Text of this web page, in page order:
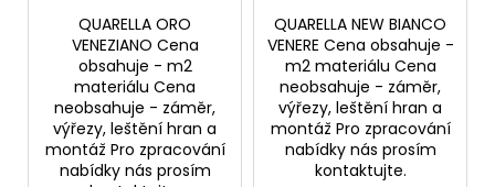
QUARELLA ORO
VENEZIANO Cena
obsahuje - m2
materiálu Cena
neobsahuje - záměr,
výřezy, leštění hran a
montáž Pro zpracování
nabídky nás prosím
QUARELLA NEW BIANCO
VENERE Cena obsahuje -
m2 materiálu Cena
neobsahuje - záměr,
výřezy, leštění hran a
montáž Pro zpracování
nabídky nás prosím
kontaktujte.